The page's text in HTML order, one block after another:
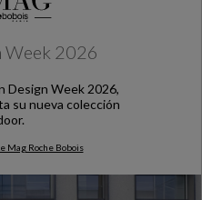
Week 2026
Design Week 2026,
su nueva colección
Mag Roche Bobois
Design Week 2026